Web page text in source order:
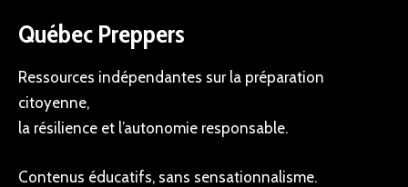
Québec Preppers
Ressources indépendantes sur la préparation
citoyenne,
la résilience et l’autonomie responsable.
Contenus éducatifs, sans sensationnalisme.